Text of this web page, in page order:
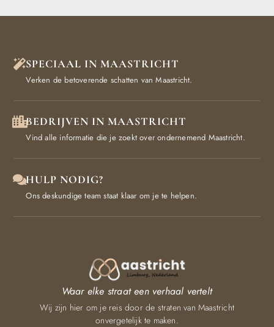
SPECIAAL IN MAASTRICHT
Verken de betoverende schatten van Maastricht.
BEDRIJVEN IN MAASTRICHT
Vind alle informatie die je zoekt over ondernemend Maastricht.
HULP NODIG?
Ons deskundige team staat klaar om je te helpen.
Waar elke straat een verhaal vertelt
Wij zijn hier om je reis door de straten van Maastricht
onvergetelijk te maken.